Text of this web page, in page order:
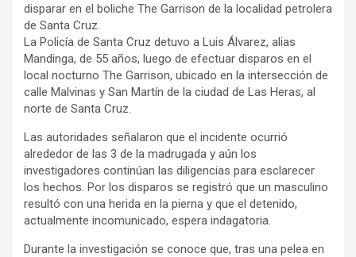
disparar en el boliche The Garrison de la localidad petrolera
de Santa Cruz.
La Policía de Santa Cruz detuvo a Luis Álvarez, alias
Mandinga, de 55 años, luego de efectuar disparos en el
local nocturno The Garrison, ubicado en la intersección de
calle Malvinas y San Martín de la ciudad de Las Heras, al
norte de Santa Cruz.
Las autoridades señalaron que el incidente ocurrió
alrededor de las 3 de la madrugada y aún los
investigadores continúan las diligencias para esclarecer
los hechos. Por los disparos se registró que un masculino
resultó con una herida en la pierna y que el detenido,
actualmente incomunicado, espera indagatoria.
Durante la investigación se conoce que, tras una pelea en